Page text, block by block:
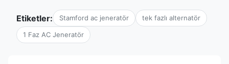
Etiketler: Stamford ac jeneratör tek fazlı alternatör
1 Faz AC Jeneratör